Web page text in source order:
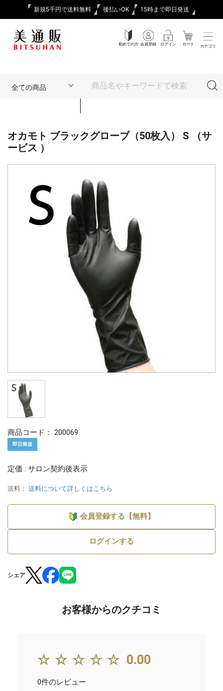
新規5千円で送料無料 後払いOK 15時まで即日発送
初めての方 会員登録 ログイン カート カテゴリ
オカモト ブラックグローブ（50枚入） S （サ
ービス ）
商品コード： 200069
即日発送
定価 : サロン契約後表示
送料： 送料について詳しくはこちら
会員登録する【無料】
ログインする
シェア
お客様からのクチコミ
☆☆☆☆☆ 0.00
0件のレビュー